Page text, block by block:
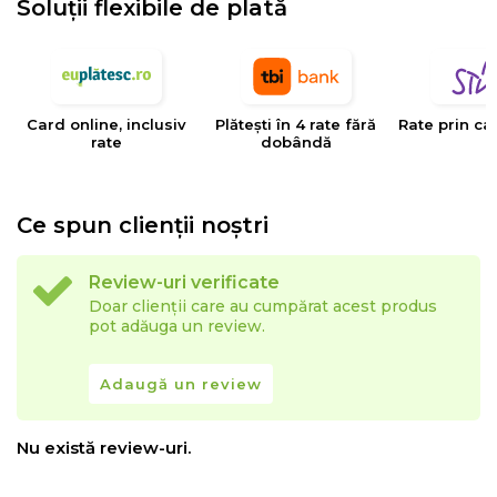
tesaturilor decorative, tapiteriilor si huselor pentru
mobilier. Creativitatea, designul, inovatia si calitatea
sunt valorile care determina stilul si traiectoria Eysa inca
Soluții flexibile de plată
Card online, inclusiv
rate
Plătești în 4 rate fără
dobândă
Rate prin
Ce spun clienții noștri
Review-uri verificate
Doar clienții care au cumpărat acest produs
pot adăuga un review.
Adaugă un review
Nu există review-uri.